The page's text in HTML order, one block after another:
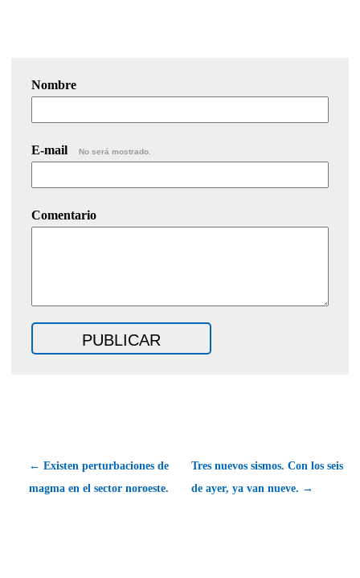
Nombre
E-mail No será mostrado.
Comentario
← Existen perturbaciones de
magma en el sector noroeste.
Tres nuevos sismos. Con los seis
de ayer, ya van nueve. →